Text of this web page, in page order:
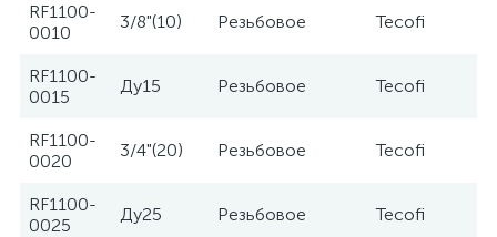
RF1100-
0010
3/8"(10) Резьбовое Tecofi
RF1100-
0015
Ду15 Резьбовое Tecofi
RF1100-
0020
3/4"(20) Резьбовое Tecofi
RF1100-
0025
Ду25 Резьбовое Tecofi